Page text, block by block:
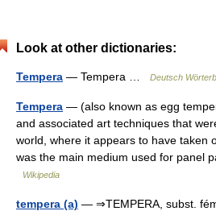
Look at other dictionaries:
Tempera — Tempera … Deutsch
Tempera — (also known as egg
and associated art techniques that
world, where it appears to have taken
was the main medium used for panel
Wikipedia
tempera (a) — ⇒TEMPERA, subst.